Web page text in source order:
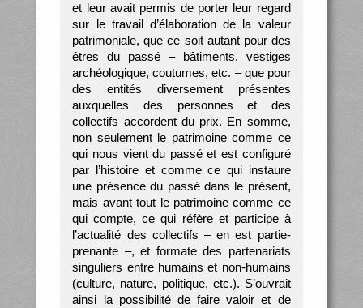
et leur avait permis de porter leur regard
sur le travail d’élaboration de la valeur
patrimoniale, que ce soit autant pour des
êtres du passé – bâtiments, vestiges
archéologique, coutumes, etc. – que pour
des entités diversement présentes
auxquelles des personnes et des
collectifs accordent du prix. En somme,
non seulement le patrimoine comme ce
qui nous vient du passé et est configuré
par l’histoire et comme ce qui instaure
une présence du passé dans le présent,
mais avant tout le patrimoine comme ce
qui compte, ce qui réfère et participe à
l’actualité des collectifs – en est partie-
prenante –, et formate des partenariats
singuliers entre humains et non-humains
(culture, nature, politique, etc.). S’ouvrait
ainsi la possibilité de faire valoir et de